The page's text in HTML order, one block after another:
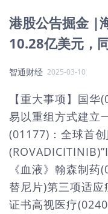
港股公告掘金 |
10.28亿美元，
智通财经 2025-03-10
【重大事项】国
易以重组方式建立
(01177)：全球首
《血液》翰森制
替尼片)第三项适
证书高视医疗